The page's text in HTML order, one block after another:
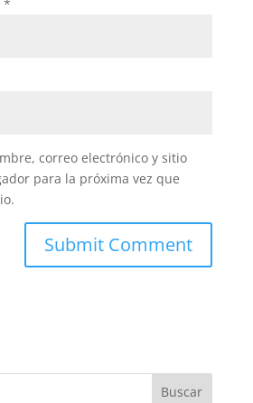
*
correo electrónico y sitio
para la próxima vez que
Buscar